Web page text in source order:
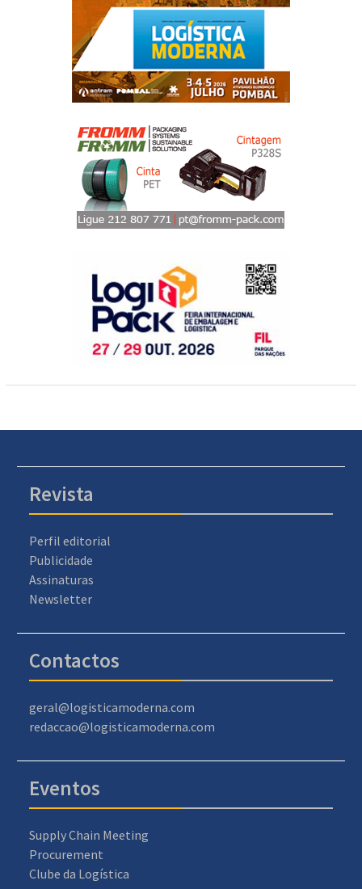
Revista
Perfil editorial
Publicidade
Assinaturas
Newsletter
Contactos
geral@logisticamoderna.com
redaccao@logisticamoderna.com
Eventos
Supply Chain Meeting
Procurement
Clube da Logística